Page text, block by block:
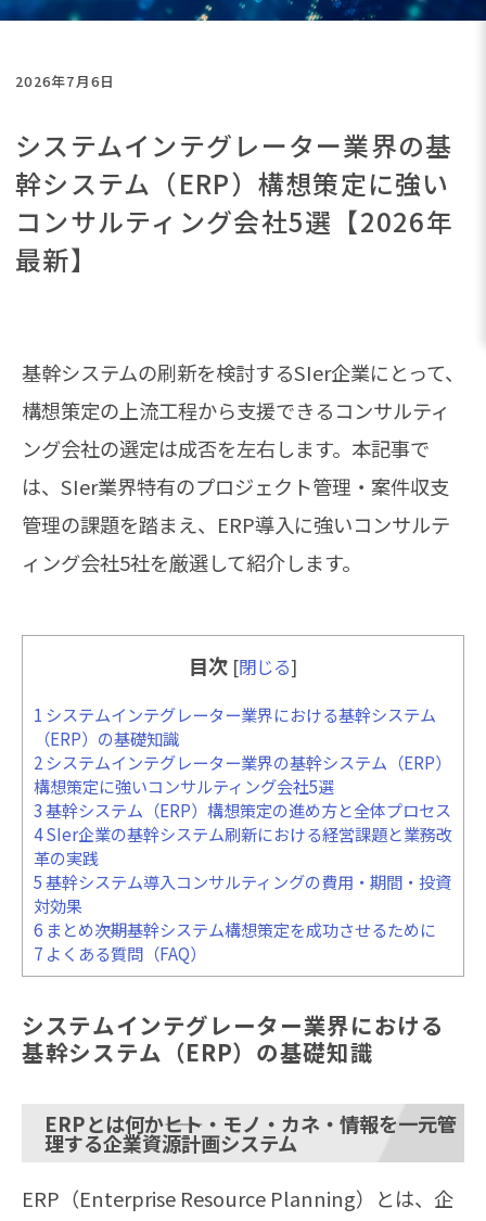
2026年7月6日
システムインテグレーター業界の基
幹システム（ERP）構想策定に強い
コンサルティング会社5選【2026年
最新】
基幹システムの刷新を検討するSIer企業にとって、
構想策定の上流工程から支援できるコンサルティ
ング会社の選定は成否を左右します。本記事で
は、SIer業界特有のプロジェクト管理・案件収支
管理の課題を踏まえ、ERP導入に強いコンサルテ
ィング会社5社を厳選して紹介します。
目次 [閉じる]
1 システムインテグレーター業界における基幹システム
（ERP）の基礎知識
2システムインテグレーター業界の基幹システム（ERP）
構想策定に強いコンサルティング会社5選
3基幹システム（ERP）構想策定の進め方と全体プロセス
4SIer企業の基幹システム刷新における経営課題と業務改
革の実践
5基幹システム導入コンサルティングの費用・期間・投資
対効果
6 まとめ――次期基幹システム構想策定を成功させるために
7 よくある質問（FAQ）
システムインテグレーター業界における
基幹システム（ERP）の基礎知識
ERPとは何か――ヒト・モノ・カネ・情報を一元管
理する企業資源計画システム
ERP（Enterprise Resource Planning）とは、企